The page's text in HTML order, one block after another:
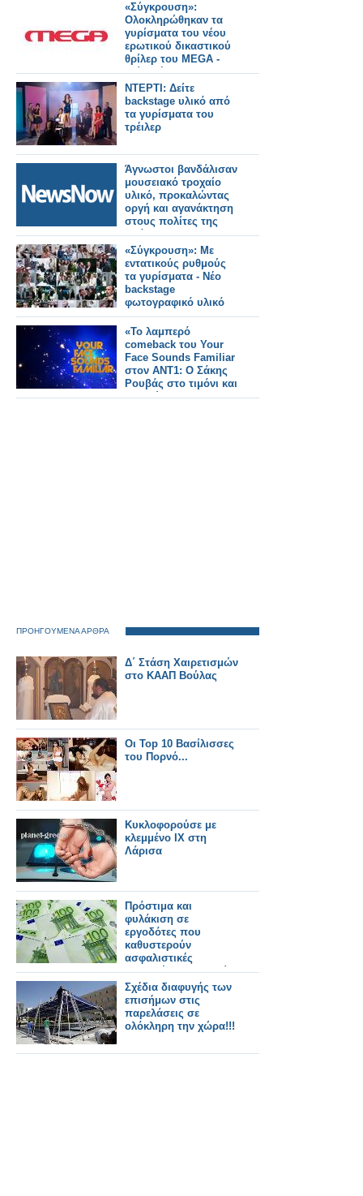
«Σύγκρουση»:
Ολοκληρώθηκαν τα
γυρίσματα του νέου
ερωτικού δικαστικού
θρίλερ του MEGA -
Δείτε νέο backstage
φωτογραφικό υλικό
ΝΤΕΡΤΙ: Δείτε
backstage υλικό από
τα γυρίσματα του
τρέιλερ
Άγνωστοι βανδάλισαν
μουσειακό τροχαίο
υλικό, προκαλώντας
οργή και αγανάκτηση
στους πολίτες της
Δράμας.
«Σύγκρουση»: Με
εντατικούς ρυθμούς
τα γυρίσματα - Νέο
backstage
φωτογραφικό υλικό
«Το λαμπερό
comeback του Your
Face Sounds Familiar
στον ΑΝΤ1: Ο Σάκης
Ρουβάς στο τιμόνι και
οι πρώτες
ΠΡΟΗΓΟΥΜΕΝΑ ΑΡΘΡΑ
Δ΄ Στάση Χαιρετισμών
στο ΚΑΑΠ Βούλας
Οι Top 10 Βασίλισσες
του Πορνό...
Κυκλοφορούσε με
κλεμμένο ΙΧ στη
Λάρισα
Πρόστιμα και
φυλάκιση σε
εργοδότες που
καθυστερούν
ασφαλιστικές
εισφορές και μισθούς
Σχέδια διαφυγής των
επισήμων στις
παρελάσεις σε
ολόκληρη την χώρα!!!